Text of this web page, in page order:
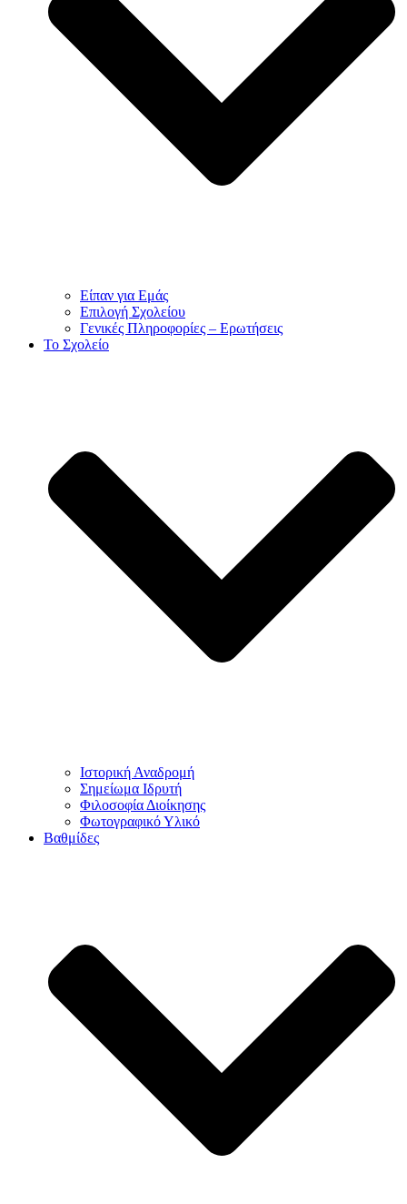
Είπαν για Εμάς
Επιλογή Σχολείου
Γενικές Πληροφορίες – Ερωτήσεις
To Σχολείο
Ιστορική Αναδρομή
Σημείωμα Ιδρυτή
Φιλοσοφία Διοίκησης
Φωτογραφικό Υλικό
Βαθμίδες